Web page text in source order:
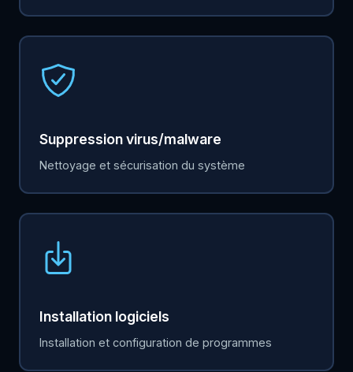
Suppression virus/malware
Nettoyage et sécurisation du système
Installation logiciels
Installation et configuration de programmes